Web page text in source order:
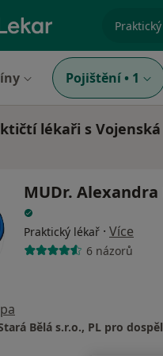
Pojištění • 1
lékaři s
MUDr. Alexandra
Praktický lékař · Více
6 názorů
Bělá s.r.o., PL pro